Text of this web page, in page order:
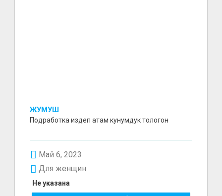
ЖУМУШ
Подработка издеп атам кунумдук тологон
Май 6, 2023
Не указана
Для женщин